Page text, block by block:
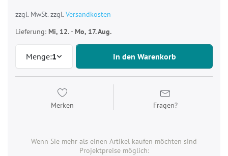
zzgl. MwSt. zzgl. Versandkosten
Lieferung: Mi, 12.-Mo, 17. Aug.
Menge:1 In den Warenkorb
Merken Fragen?
Wenn Sie mehr als einen Artikel kaufen möchten sind
Projektpreise möglich: